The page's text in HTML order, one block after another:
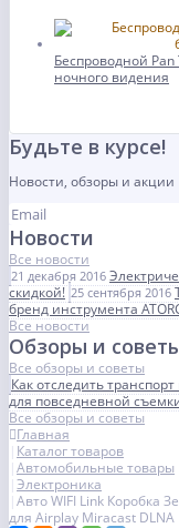
Беспроводной Pan
ночного видения
Будьте в курсе!
Новости, обзоры и акции
Новости
Все новости
21 декабря 2016
скидкой! 25 сентября 2016
бренд инструмента
Все новости
Обзоры и
Все обзоры и советы
Как отследить
для повседневной
Все обзоры и советы
Главная
Каталог товаров
Автомобильные товары
Электроника
Авто WIFI Link Коробка
для Airplay Miracast DLNA